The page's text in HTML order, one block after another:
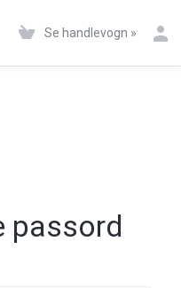
Se handlevogn »
passord